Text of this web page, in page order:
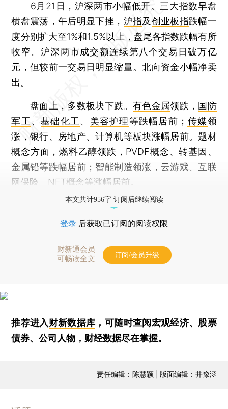
6月21日，沪深两市小幅低开。三大指数早盘
横盘震荡，午后明显下挫， 沪指及创业板指跌幅一
度分别扩大至1%和1.5%以上，盘尾各指数跌幅有所
收窄。沪深两市成交额连续第八个交易日破万亿
元，但较前一交易日明显缩量。北向资金小幅净卖
出。
盘面上，多数板块下跌。 有色金属领跌， 国防
军工 、基础化工 、 美容护理等跌幅居前； 传媒领
涨，银行、 房地产、计算机等板块涨幅居前。题材
概念方面，燃料乙醇领跌，PVDF概念、转基因、
金属铅等跌幅居前；智能制造领涨，云游戏、互联
网保险、NFT概念等涨幅居前。
本文共计956字 订阅后继续阅读
登录 后获取已订阅的阅读权限
财新通会员
可畅读全文
订阅/会员升级
推荐进入财新数据库 ，可随时查阅宏观经济、股票
债券、公司人物，财经数据尽在掌握。
责任编辑：陈慧颖 | 版面编辑：井豫涵